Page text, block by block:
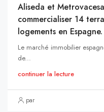
Aliseda et
commercialiser 14
logements en Espagne.
Le marché immobilier
de...
continuer la lecture
par